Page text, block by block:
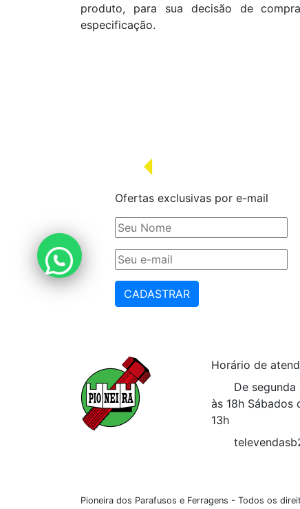
produto, para sua decisão de
especificação.
Ofertas exclusivas por e-mail
CADASTRAR
Horário de
De
às 18h Sábados
13h
Pioneira dos Parafusos e Ferragens - Todos os